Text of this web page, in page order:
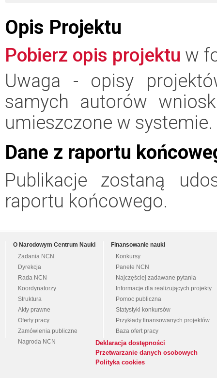
Opis Projektu
Pobierz opis projektu w
Uwaga - opisy
samych autorów
umieszczone w systemie.
Dane z raportu
Publikacje zostaną
raportu końcowego.
O Narodowym Centrum Nauki
Zadania NCN
Dyrekcja
Rada NCN
Koordynatorzy
Struktura
Akty prawne
Oferty pracy
Zamówienia publiczne
Nagroda NCN
Finansowanie nauki
Konkursy
Panele NCN
Najczęściej zadawane pytania
Informacje dla realizujących projekty
Pomoc publiczna
Statystyki konkursów
Przykłady finansowanych projektów
Baza ofert pracy
Deklaracja dostępności
Przetwarzanie danych osobowych
Polityka cookies